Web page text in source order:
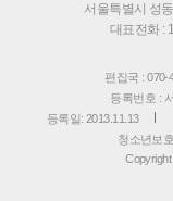
서울특별시 성
대표전화 :
편집국 : 070-
등록번호 :
등록일: 2013.11.13
청소년보